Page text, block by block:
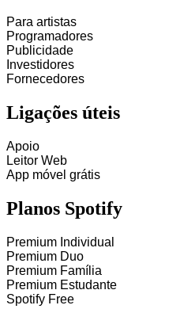
Para artistas
Programadores
Publicidade
Investidores
Fornecedores
Ligações úteis
Apoio
Leitor Web
App móvel grátis
Planos Spotify
Premium Individual
Premium Duo
Premium Família
Premium Estudante
Spotify Free